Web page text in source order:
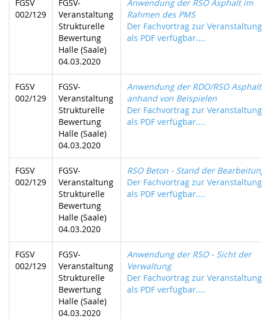
FGSV
002/129
FGSV-
Veranstaltung
Strukturelle
Bewertung
Halle (Saale)
04.03.2020
Anwendung der RSO Asphalt im
Rahmen des PMS
Der Fachvortrag zur
als PDF verfügbar....
FGSV
002/129
FGSV-
Veranstaltung
Strukturelle
Bewertung
Halle (Saale)
04.03.2020
Anwendung der RDO/RSO Asphalt
anhand von Beispielen
Der Fachvortrag zur
als PDF verfügbar....
FGSV
002/129
FGSV-
Veranstaltung
Strukturelle
Bewertung
Halle (Saale)
04.03.2020
RSO Beton - Stand der
Der Fachvortrag zur
als PDF verfügbar....
FGSV
002/129
FGSV-
Veranstaltung
Strukturelle
Bewertung
Halle (Saale)
04.03.2020
Anwendung der RSO - Sicht der
Verwaltung
Der Fachvortrag zur
als PDF verfügbar....